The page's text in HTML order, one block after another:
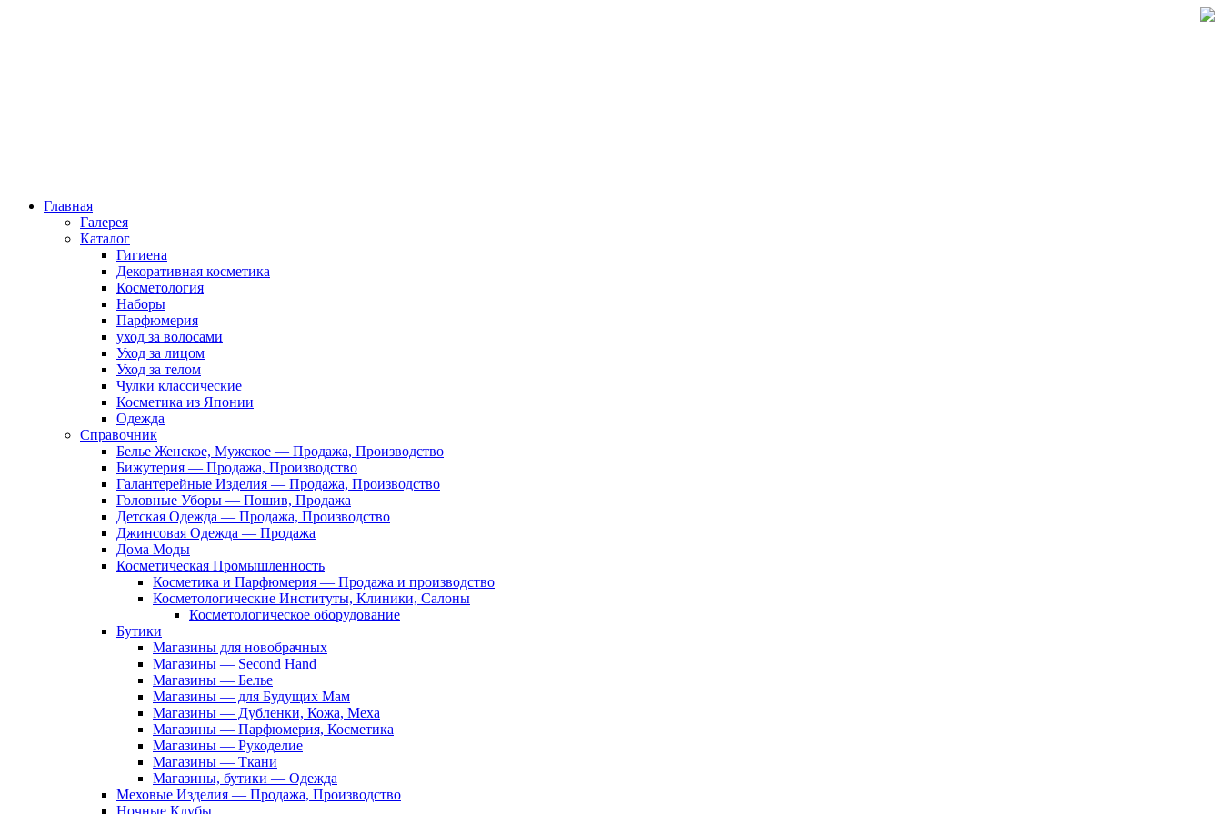
Главная
Галерея
Каталог
Гигиена
Декоративная косметика
Косметология
Наборы
Парфюмерия
уход за волосами
Уход за лицом
Уход за телом
Чулки классические
Косметика из Японии
Одежда
Справочник
Белье Женское, Мужское — Продажа, Производство
Бижутерия — Продажа, Производство
Галантерейные Изделия — Продажа, Производство
Головные Уборы — Пошив, Продажа
Детская Одежда — Продажа, Производство
Джинсовая Одежда — Продажа
Дома Моды
Косметическая Промышленность
Косметика и Парфюмерия — Продажа и производство
Косметологические Институты, Клиники, Салоны
Косметологическое оборудование
Бутики
Магазины для новобрачных
Магазины — Second Hand
Магазины — Белье
Магазины — для Будущих Мам
Магазины — Дубленки, Кожа, Меха
Магазины — Парфюмерия, Косметика
Магазины — Рукоделие
Магазины — Ткани
Магазины, бутики — Одежда
Меховые Изделия — Продажа, Производство
Ночные Клубы